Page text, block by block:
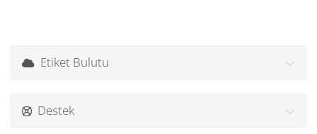
Etiket Bulutu
Destek